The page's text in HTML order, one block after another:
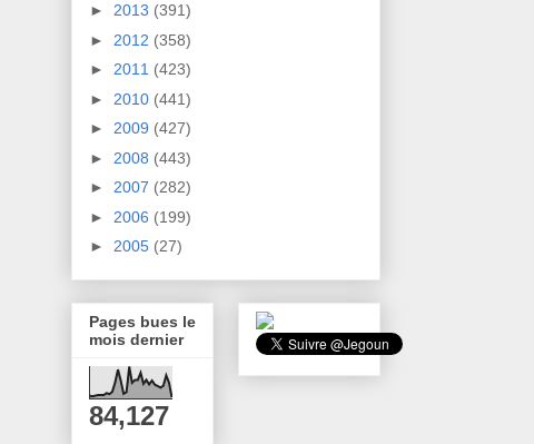
► 2013 (391)
► 2012 (358)
► 2011 (423)
► 2010 (441)
► 2009 (427)
► 2008 (443)
► 2007 (282)
► 2006 (199)
► 2005 (27)
Pages bues le
mois dernier
84,127